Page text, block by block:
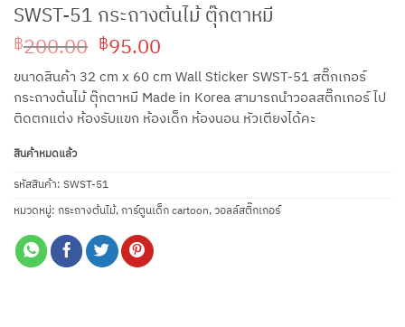
SWST-51 กระถางต้นไม้ ตุ๊กตาหมี
฿200.00 Original
price
was:
฿200.00.
฿95.00Current
price
is:
฿95.00.
ขนาดสินค้า 32 cm x 60 cm Wall Sticker SWST-51 สติ๊กเกอร์
กระถางต้นไม้ ตุ๊กตาหมี Made in Korea สามารถนำวอลสติ๊กเกอร์ ไป
ติดตกแต่ง ห้องรับแขก ห้องเด็ก ห้องนอน หัวเตียงได้คะ
สินค้าหมดแล้ว
รหัสสินค้า: SWST-51
หมวดหมู่: กระถางต้นไม้,การ์ตูนเด็ก cartoon,วอลล์สติ๊กเกอร์